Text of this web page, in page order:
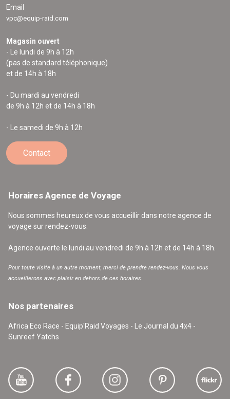
Email
vpc@equip-raid.com
Magasin ouvert
- Le lundi de 9h à 12h
(pas de standard téléphonique)
et de 14h à 18h
- Du mardi au vendredi
de 9h à 12h et de 14h à 18h
- Le samedi de 9h à 12h
Contact
Horaires Agence de Voyage
Nous sommes heureux de vous accueillir dans notre agence de
voyage sur rendez-vous.
Agence ouverte le lundi au vendredi de 9h à 12h et de 14h à 18h.
Pour toute visite à un autre moment, merci de prendre rendez-vous. Nous vous
accueillerons avec plaisir en dehors de ces horaires.
Nos partenaires
Africa Eco Race - Equip'Raid Voyages - Le Journal du 4x4 -
Sunreef Yatchs